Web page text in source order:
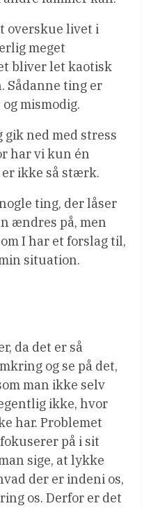
overskue livet i
meget
bliver let kaotisk
Sådanne ting er
mismodig.
gik ned med stress
har vi kun én
ikke så stærk.
ting, der låser
ændres på, men
I har et forslag til,
situation.
da det er så
og se på det,
man ikke selv
ikke, hvor
har. Problemet
på i sit
sige, at lykke
der er indeni os,
os. Derfor er det